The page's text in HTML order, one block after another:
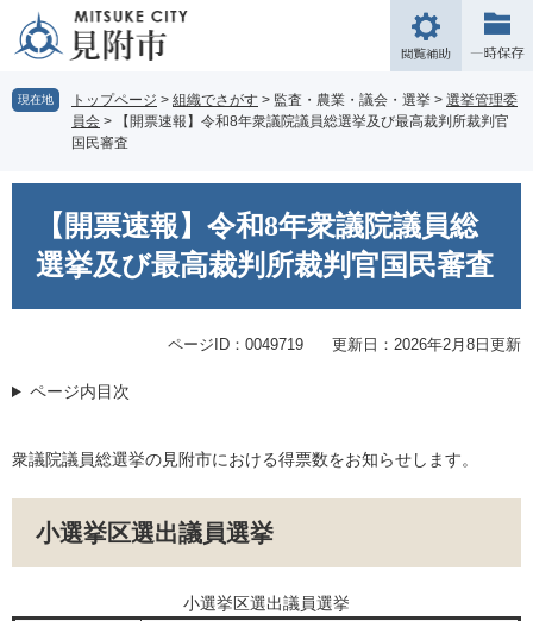
の
先
す。
ー
を
し
閲
覧
補
助
現在地 トップページ > 組織でさがす > 監査・農業・議会・選挙 > 選挙管理委
員会 >
【開票速報】令和8年衆議院議員総選挙及び最高裁判所裁判官
国民審査
【開票速報】令和8年衆議院議員総
選挙及び最高裁判所裁判官国民審査
ページID：0049719 更新日：2026年2月8日更新
ページ内目次
衆議院議員総選挙の見附市における得票数をお知らせします。
小選挙区選出議員選挙
小選挙区選出議員選挙